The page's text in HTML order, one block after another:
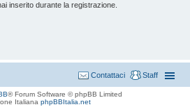
inserito durante la registrazione.
Staff
Contattaci
® Forum Software © phpBB Limited
Italiana phpBBItalia.net